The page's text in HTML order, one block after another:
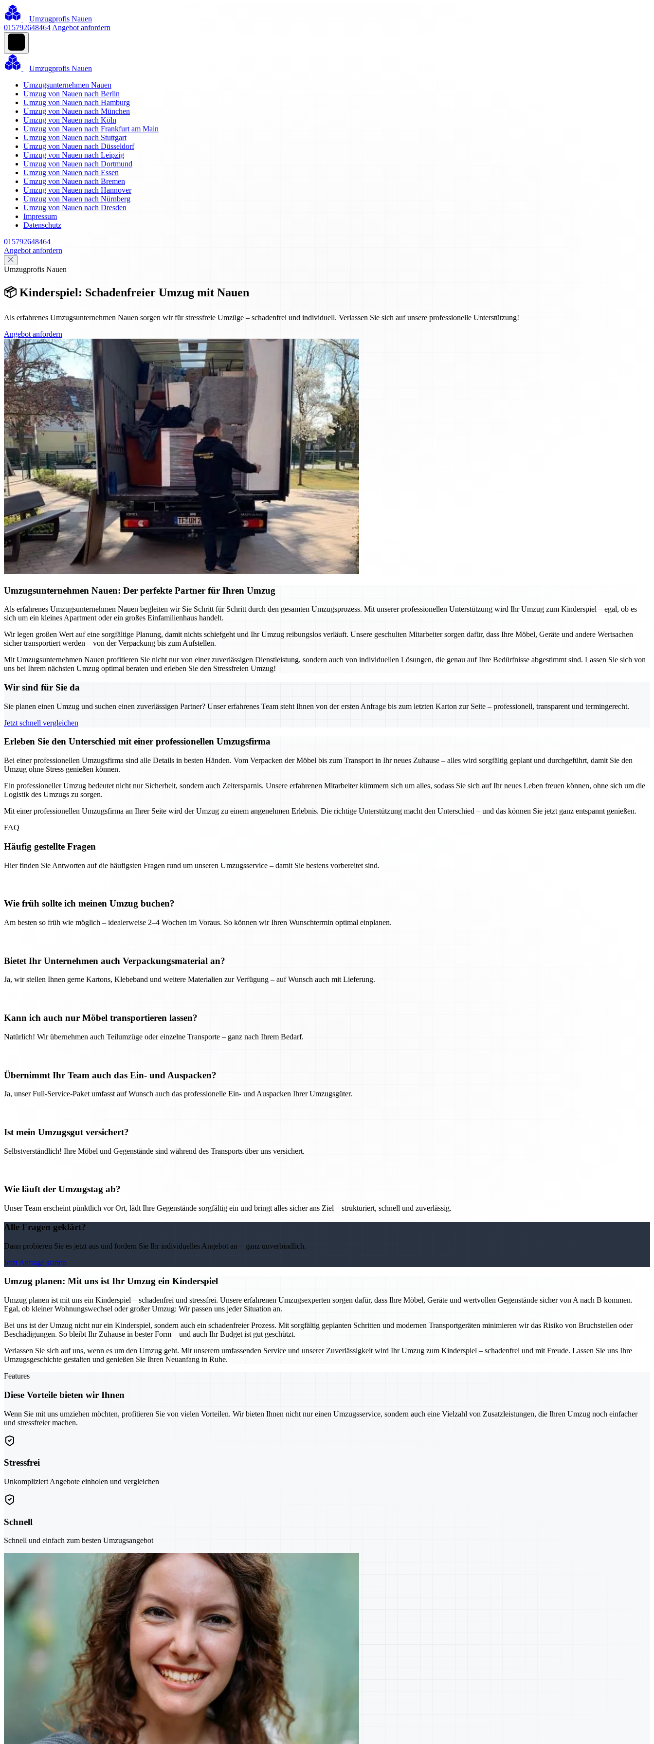
Umzugprofis Nauen
015792648464 Angebot anfordern
Umzugprofis Nauen
Umzugsunternehmen Nauen
Umzug von Nauen nach Berlin
Umzug von Nauen nach Hamburg
Umzug von Nauen nach München
Umzug von Nauen nach Köln
Umzug von Nauen nach Frankfurt am Main
Umzug von Nauen nach Stuttgart
Umzug von Nauen nach Düsseldorf
Umzug von Nauen nach Leipzig
Umzug von Nauen nach Dortmund
Umzug von Nauen nach Essen
Umzug von Nauen nach Bremen
Umzug von Nauen nach Hannover
Umzug von Nauen nach Nürnberg
Umzug von Nauen nach Dresden
Impressum
Datenschutz
015792648464
Angebot anfordern
Umzugprofis Nauen
📦 Kinderspiel: Schadenfreier Umzug mit Nauen
Als erfahrenes Umzugsunternehmen Nauen sorgen wir für stressfreie Umzüge – schadenfrei und individuell. Verlassen Sie sich auf unsere professionelle Unterstützung!
Angebot anfordern
Umzugsunternehmen Nauen: Der perfekte Partner für Ihren Umzug
Als erfahrenes Umzugsunternehmen Nauen begleiten wir Sie Schritt für Schritt durch den gesamten Umzugsprozess. Mit unserer professionellen Unterstützung wird Ihr Umzug zum Kinderspiel – egal, ob es
sich um ein kleines Apartment oder ein großes Einfamilienhaus handelt.
Wir legen großen Wert auf eine sorgfältige Planung, damit nichts schiefgeht und Ihr Umzug reibungslos verläuft. Unsere geschulten Mitarbeiter sorgen dafür, dass Ihre Möbel, Geräte und andere Wertsachen
sicher transportiert werden – von der Verpackung bis zum Aufstellen.
Mit Umzugsunternehmen Nauen profitieren Sie nicht nur von einer zuverlässigen Dienstleistung, sondern auch von individuellen Lösungen, die genau auf Ihre Bedürfnisse abgestimmt sind. Lassen Sie sich von
uns bei Ihrem nächsten Umzug optimal beraten und erleben Sie den Stressfreien Umzug!
Wir sind für Sie da
Sie planen einen Umzug und suchen einen zuverlässigen Partner? Unser erfahrenes Team steht Ihnen von der ersten Anfrage bis zum letzten Karton zur Seite – professionell, transparent und termingerecht.
Jetzt schnell vergleichen
Erleben Sie den Unterschied mit einer professionellen Umzugsfirma
Bei einer professionellen Umzugsfirma sind alle Details in besten Händen. Vom Verpacken der Möbel bis zum Transport in Ihr neues Zuhause – alles wird sorgfältig geplant und durchgeführt, damit Sie den
Umzug ohne Stress genießen können.
Ein professioneller Umzug bedeutet nicht nur Sicherheit, sondern auch Zeitersparnis. Unsere erfahrenen Mitarbeiter kümmern sich um alles, sodass Sie sich auf Ihr neues Leben freuen können, ohne sich um die
Logistik des Umzugs zu sorgen.
Mit einer professionellen Umzugsfirma an Ihrer Seite wird der Umzug zu einem angenehmen Erlebnis. Die richtige Unterstützung macht den Unterschied – und das können Sie jetzt ganz entspannt genießen.
FAQ
Häufig gestellte Fragen
Hier finden Sie Antworten auf die häufigsten Fragen rund um unseren Umzugsservice – damit Sie bestens vorbereitet sind.
Wie früh sollte ich meinen Umzug buchen?
Am besten so früh wie möglich – idealerweise 2–4 Wochen im Voraus. So können wir Ihren Wunschtermin optimal einplanen.
Bietet Ihr Unternehmen auch Verpackungsmaterial an?
Ja, wir stellen Ihnen gerne Kartons, Klebeband und weitere Materialien zur Verfügung – auf Wunsch auch mit Lieferung.
Kann ich auch nur Möbel transportieren lassen?
Natürlich! Wir übernehmen auch Teilumzüge oder einzelne Transporte – ganz nach Ihrem Bedarf.
Übernimmt Ihr Team auch das Ein- und Auspacken?
Ja, unser Full-Service-Paket umfasst auf Wunsch auch das professionelle Ein- und Auspacken Ihrer Umzugsgüter.
Ist mein Umzugsgut versichert?
Selbstverständlich! Ihre Möbel und Gegenstände sind während des Transports über uns versichert.
Wie läuft der Umzugstag ab?
Unser Team erscheint pünktlich vor Ort, lädt Ihre Gegenstände sorgfältig ein und bringt alles sicher ans Ziel – strukturiert, schnell und zuverlässig.
Alle Fragen geklärt?
Dann probieren Sie es jetzt aus und fordern Sie Ihr individuelles Angebot an – ganz unverbindlich.
Jetzt Anfrage starten
Umzug planen: Mit uns ist Ihr Umzug ein Kinderspiel
Umzug planen ist mit uns ein Kinderspiel – schadenfrei und stressfrei. Unsere erfahrenen Umzugsexperten sorgen dafür, dass Ihre Möbel, Geräte und wertvollen Gegenstände sicher von A nach B kommen.
Egal, ob kleiner Wohnungswechsel oder großer Umzug: Wir passen uns jeder Situation an.
Bei uns ist der Umzug nicht nur ein Kinderspiel, sondern auch ein schadenfreier Prozess. Mit sorgfältig geplanten Schritten und modernen Transportgeräten minimieren wir das Risiko von Bruchstellen oder
Beschädigungen. So bleibt Ihr Zuhause in bester Form – und auch Ihr Budget ist gut geschützt.
Verlassen Sie sich auf uns, wenn es um den Umzug geht. Mit unserem umfassenden Service und unserer Zuverlässigkeit wird Ihr Umzug zum Kinderspiel – schadenfrei und mit Freude. Lassen Sie uns Ihre
Umzugsgeschichte gestalten und genießen Sie Ihren Neuanfang in Ruhe.
Features
Diese Vorteile bieten wir Ihnen
Wenn Sie mit uns umziehen möchten, profitieren Sie von vielen Vorteilen. Wir bieten Ihnen nicht nur einen Umzugsservice, sondern auch eine Vielzahl von Zusatzleistungen, die Ihren Umzug noch einfacher
und stressfreier machen.
Stressfrei
Unkompliziert Angebote einholen und vergleichen
Schnell
Schnell und einfach zum besten Umzugsangebot